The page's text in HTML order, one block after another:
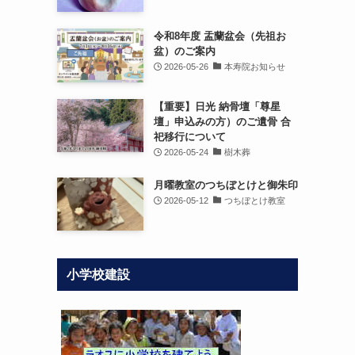
令和8年度 盂蘭盆会（先祖お
盆）のご案内
2026-05-26 本寿院お知らせ
【重要】日光 納骨壇「尊星
壇」申込みの方）のご遺骨 合
祀移行について
2026-05-24 樹木葬
月曜教室のつちぼとけと御朱印
2026-05-12 つちぼとけ教室
小学校建設